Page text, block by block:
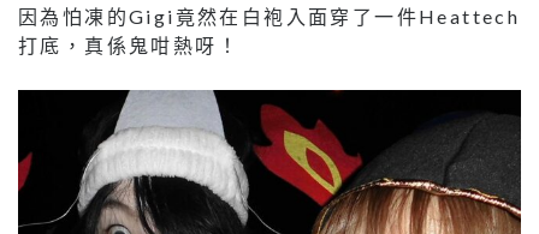
因為怕凍的Gigi竟然在白袍入面穿了一件Heattech
打底，真係鬼咁熱呀！